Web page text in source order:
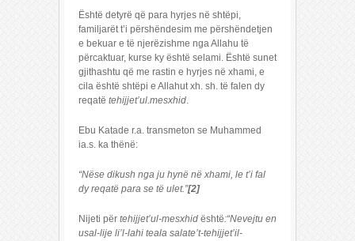
Është detyrë që para hyrjes në shtëpi,
familjarët t’i përshëndesim me përshëndetjen
e bekuar e të njerëzishme nga Allahu të
përcaktuar, kurse ky është selami. Është sunet
gjithashtu që me rastin e hyrjes në xhami, e
cila është shtëpi e Allahut xh. sh. të falen dy
reqatë tehijjet’ul.mesxhid.
Ebu Katade r.a. transmeton se Muhammed
ia.s. ka thënë:
“Nëse dikush nga ju hynë në xhami, le t’i fal
dy reqatë para se të ulet.”[2]
Nijeti për tehijjet’ul-mesxhid është:“Nevejtu en
usal-lije li’l-lahi teala salate’t-tehijjet’il-